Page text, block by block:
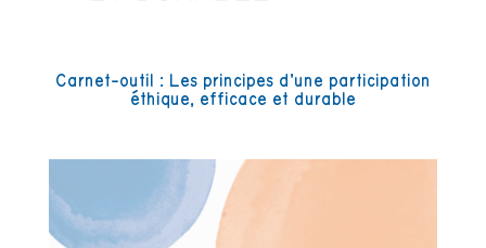
Carnet-outil : Les principes d’une participation
éthique, efficace et durable